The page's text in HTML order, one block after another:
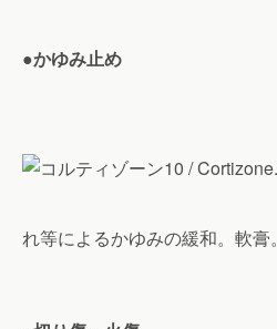
●かゆみ止め
れ等によるかゆみの緩和。軟膏。